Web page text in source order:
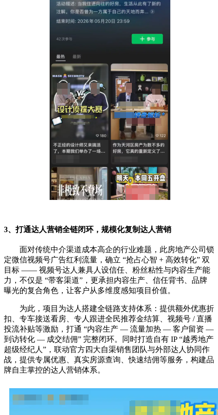
3、打通达人营销全链闭环，规模化复制达人营销
面对传统中介渠道成本高企的行业难题，此房地产公司锁
定微信视频号广告红利流量，确立 “抢占心智 + 高效转化” 双
目标 —— 视频号达人兼具人设信任、粉丝粘性与内容生产能
力，不仅是 “带客渠道”，更承担内容生产、信任背书、品牌
曝光的复合角色，让客户从多维度感知项目价值。
为此，项目为达人搭建全链路支持体系：提供额外优惠折
扣、专车接送看房、专人跟进全民推荐金结算、视频号 / 直播
投流补贴等激励，打通 “内容生产 — 流量加热 — 客户留资 —
到访转化 — 成交结佣” 完整闭环。同时打造自有 IP “越秀地产
超级经纪人”，联动官方四大自渠销售团队与外部达人协同作
战，提供专属优惠、真实房源查询、快速结佣等服务，构建品
牌自主掌控的达人营销体系。